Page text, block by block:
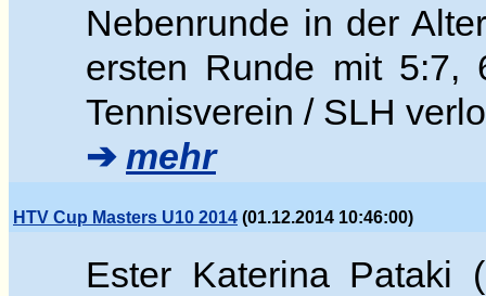
Nebenrunde in der
ersten Runde mit 5:7,
Tennisverein / SLH
➔ mehr
HTV Cup Masters U10 2014 (01.12.2014 10:46:00)
Ester Katerina Pataki